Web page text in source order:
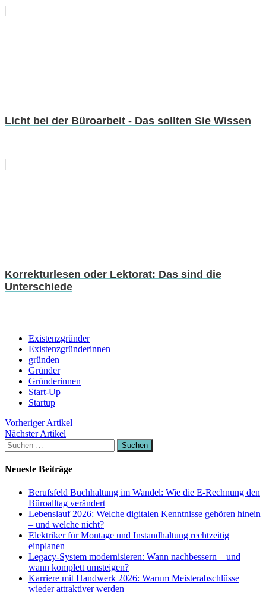
Licht bei der Büroarbeit - Das sollten Sie Wissen
Korrekturlesen oder Lektorat: Das sind die
Unterschiede
Existenzgründer
Existenzgründerinnen
gründen
Gründer
Gründerinnen
Start-Up
Startup
Vorheriger Artikel
Nächster Artikel
Suchen
nach:
Neueste Beiträge
Berufsfeld Buchhaltung im Wandel: Wie die E-Rechnung den
Büroalltag verändert
Lebenslauf 2026: Welche digitalen Kenntnisse gehören hinein
– und welche nicht?
Elektriker für Montage und Instandhaltung rechtzeitig
einplanen
Legacy-System modernisieren: Wann nachbessern – und
wann komplett umsteigen?
Karriere mit Handwerk 2026: Warum Meisterabschlüsse
wieder attraktiver werden